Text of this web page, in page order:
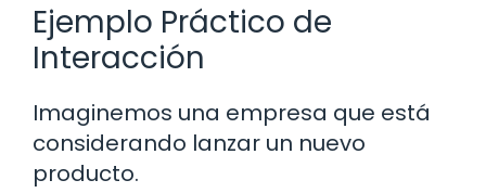
Ejemplo Práctico de
Interacción
Imaginemos una empresa que está
considerando lanzar un nuevo
producto.